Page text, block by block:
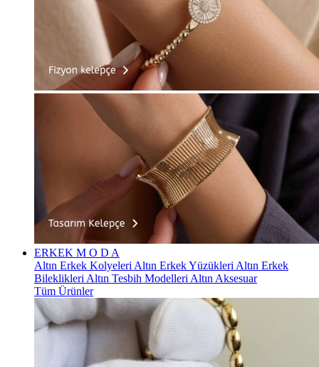
ERKEK M O D A
Altın Erkek Kolyeleri Altın Erkek Yüzükleri Altın Erkek
Bileklikleri Altın Tesbih Modelleri Altın Aksesuar
Tüm Ürünler